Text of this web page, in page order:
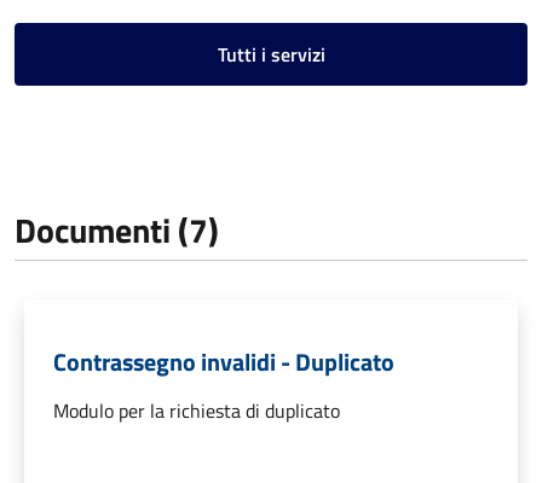
Tutti i servizi
Documenti (7)
Contrassegno invalidi - Duplicato
Modulo per la richiesta di duplicato